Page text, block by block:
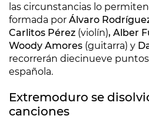
las circunstancias lo
formada por Álvaro
Carlitos Pérez (violín), Alber
Woody Amores (guitarra) y
recorrerán diecinueve
española.
Extremoduro se
canciones